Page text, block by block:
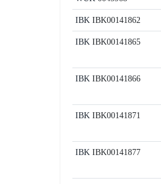
IBK IBK00141862
IBK IBK00141865
IBK IBK00141866
IBK IBK00141871
IBK IBK00141877